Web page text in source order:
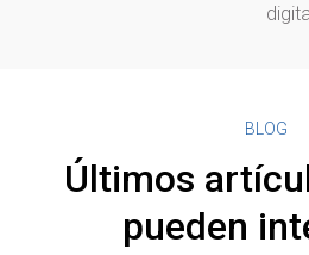
BLOG
Últimos
pueden